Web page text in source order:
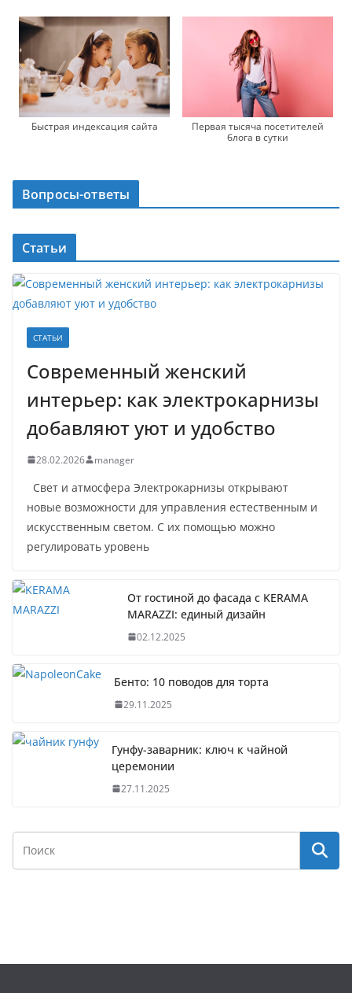
Быстрая индексация сайта
Первая тысяча посетителей
блога в сутки
Вопросы-ответы
Статьи
СТАТЬИ
Современный женский
интерьер: как электрокарнизы
добавляют уют и удобство
28.02.2026 manager
Свет и атмосфера Электрокарнизы открывают
новые возможности для управления естественным и
искусственным светом. С их помощью можно
регулировать уровень
От гостиной до фасада с KERAMA
MARAZZI: единый дизайн
02.12.2025
Бенто: 10 поводов для торта
29.11.2025
Гунфу-заварник: ключ к чайной
церемонии
27.11.2025